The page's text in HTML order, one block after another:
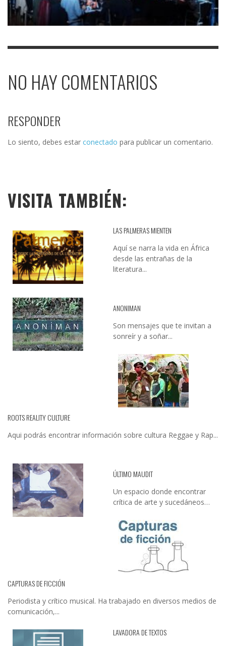
NO HAY COMENTARIOS
RESPONDER
Lo siento, debes estar conectado para publicar un comentario.
VISITA TAMBIÉN:
LAS PALMERAS MIENTEN
Aquí se narra la vida en África
desde las entrañas de la
literatura...
ANONIMAN
Son mensajes que te invitan a
sonreír y a soñar...
ROOTS REALITY CULTURE
Aqui podrás encontrar información sobre cultura Reggae y Rap...
ÚLTIMO MAUDIT
Un espacio donde encontrar
crítica de arte y sucedáneos…
CAPTURAS DE FICCIÓN
Periodista y crítico musical. Ha trabajado en diversos medios de
comunicación,...
LAVADORA DE TEXTOS